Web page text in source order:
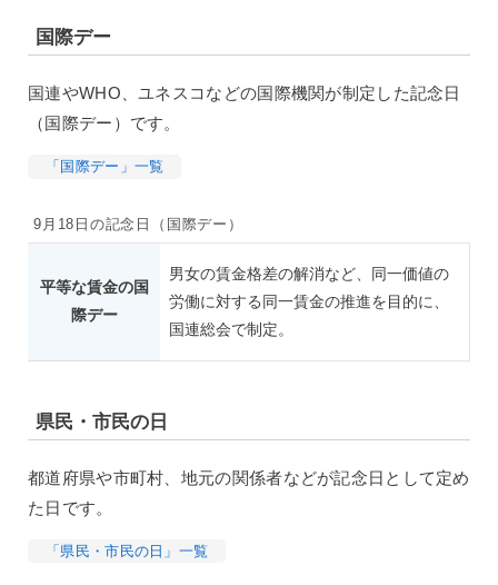
国際デー
国連やWHO、ユネスコなどの国際機関が制定した記念日
（国際デー）です。
「国際デー」一覧
9月18日の記念日（国際デー）
平等な賃金の国
際デー
男女の賃金格差の解消など、同一価値の
労働に対する同一賃金の推進を目的に、
国連総会で制定。
県民・市民の日
都道府県や市町村、地元の関係者などが記念日として定め
た日です。
「県民・市民の日」一覧